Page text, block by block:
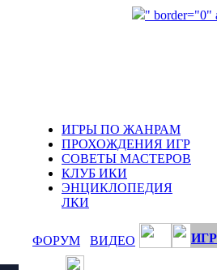
" border="0"
ИГРЫ ПО ЖАНРАМ
ПРОХОЖДЕНИЯ ИГР
СОВЕТЫ МАСТЕРОВ
КЛУБ ИКИ
ЭНЦИКЛОПЕДИЯ
ЛКИ
ФОРУМ ВИДЕО